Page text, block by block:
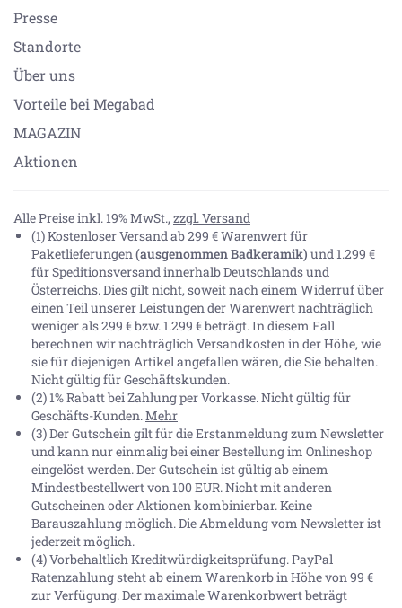
Presse
Standorte
Über uns
Vorteile bei Megabad
MAGAZIN
Aktionen
Alle Preise inkl. 19% MwSt., zzgl. Versand
(1) Kostenloser Versand ab 299 € Warenwert für
Paketlieferungen(ausgenommen Badkeramik) und 1.299 €
für Speditionsversand innerhalb Deutschlands und
Österreichs. Dies gilt nicht, soweit nach einem Widerruf über
einen Teil unserer Leistungen der Warenwert nachträglich
weniger als 299 € bzw. 1.299 € beträgt. In diesem Fall
berechnen wir nachträglich Versandkosten in der Höhe, wie
sie für diejenigen Artikel angefallen wären, die Sie behalten.
Nicht gültig für Geschäftskunden.
(2) 1% Rabatt bei Zahlung per Vorkasse. Nicht gültig für
Geschäfts-Kunden.Mehr
(3) Der Gutschein gilt für die Erstanmeldung zum Newsletter
und kann nur einmalig bei einer Bestellung im Onlineshop
eingelöst werden. Der Gutschein ist gültig ab einem
Mindestbestellwert von 100 EUR. Nicht mit anderen
Gutscheinen oder Aktionen kombinierbar. Keine
Barauszahlung möglich. Die Abmeldung vom Newsletter ist
jederzeit möglich.
(4) Vorbehaltlich Kreditwürdigkeitsprüfung. PayPal
Ratenzahlung steht ab einem Warenkorb in Höhe von99 €
zur Verfügung. Der maximale Warenkorbwert beträgt